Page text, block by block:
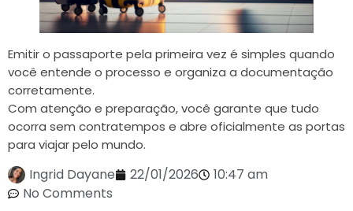
Emitir o passaporte pela primeira vez é simples quando
você entende o processo e organiza a documentação
corretamente.
Com atenção e preparação, você garante que tudo
ocorra sem contratempos e abre oficialmente as portas
para viajar pelo mundo.
Ingrid Dayane 22/01/2026
10:47 am
No Comments